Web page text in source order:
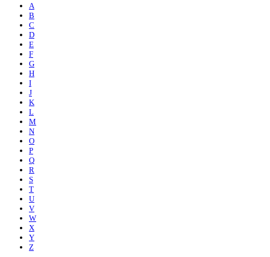
A
B
C
D
E
F
G
H
I
J
K
L
M
N
O
P
Q
R
S
T
U
V
W
X
Y
Z